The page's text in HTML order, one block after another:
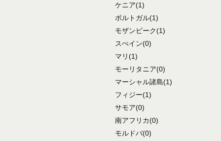
ケニア(1)
ポルトガル(1)
モザンビーク(1)
スぺイン(0)
マリ(1)
モーリタニア(0)
マーシャル諸島(1)
フィジー(1)
サモア(0)
南アフリカ(0)
モルドバ(0)